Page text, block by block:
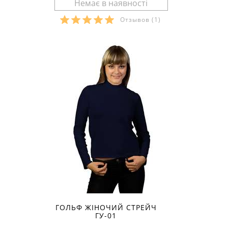
Отзывов (1)
ГОЛЬФ ЖІНОЧИЙ СТРЕЙЧ
ГУ-01